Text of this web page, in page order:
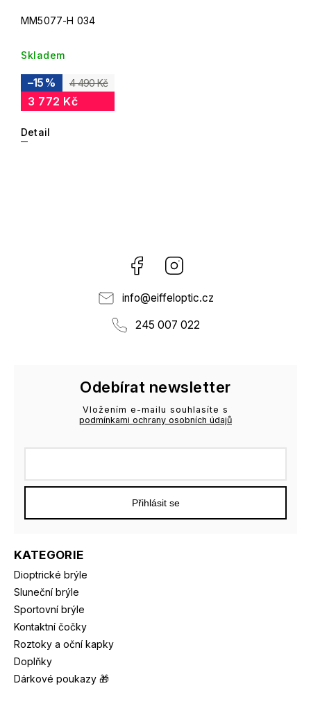
MM5077-H 034
Skladem
4 490 Kč
–15 %
3 772 Kč
Detail
Facebook
info@eiffeloptic.cz
245 007 022
KATEGORIE
Dioptrické brýle
Sluneční brýle
Sportovní brýle
Kontaktní čočky
Roztoky a oční kapky
Doplňky
Dárkové poukazy 🎁
Odebírat newsletter
Vložením e-mailu souhlasíte s
podmínkami ochrany osobních údajů
Přihlásit se